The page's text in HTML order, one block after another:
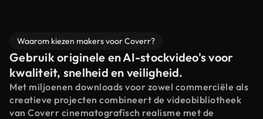
Waarom kiezen makers voor Coverr?
Gebruik originele en AI-stockvideo's voor
kwaliteit, snelheid en veiligheid.
Met miljoenen downloads voor zowel commerciële als
creatieve projecten combineert de videobibliotheek
van Coverr cinematografisch realisme met de